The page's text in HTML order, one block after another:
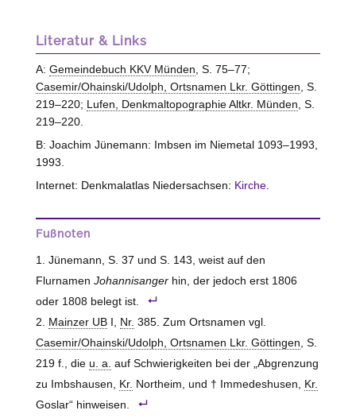
Literatur & Links
A: Gemeindebuch KKV Münden , S. 75–77;
Casemir/Ohainski/Udolph, Ortsnamen Lkr. Göttingen , S.
219–220; Lufen, Denkmaltopographie Altkr. Münden , S.
219–220.
B: Joachim Jünemann: Imbsen im Niemetal 1093–1993,
1993.
Internet: Denkmalatlas Niedersachsen: Kirche.
Fußnoten
Jünemann, S. 37 und S. 143, weist auf den
Flurnamen Johannisangerhin, der jedoch erst 1806
oder 1808 belegt ist.
Mainzer UBI, Nr. 385. Zum Ortsnamen vgl.
Casemir/Ohainski/Udolph, Ortsnamen Lkr. Göttingen , S.
219 f., die u. a. auf Schwierigkeiten bei der „Abgrenzung
zu Imbshausen,
Kr. Northeim, und † Immedeshusen,
Kr.
Goslar“ hinweisen.